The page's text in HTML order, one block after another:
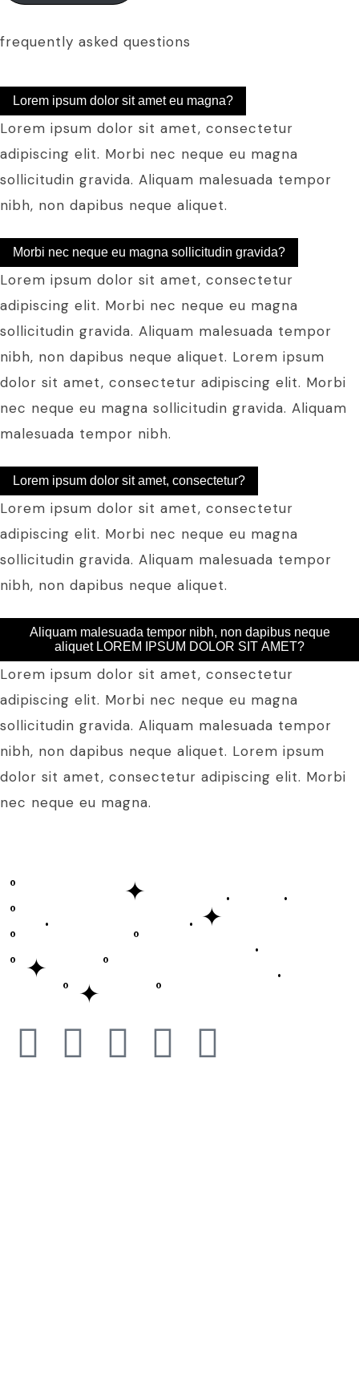
frequently asked questions
Lorem ipsum dolor sit amet eu magna?
Lorem ipsum dolor sit amet, consectetur
adipiscing elit. Morbi nec neque eu magna
sollicitudin gravida. Aliquam malesuada tempor
nibh, non dapibus neque aliquet.
Morbi nec neque eu magna sollicitudin gravida?
Lorem ipsum dolor sit amet, consectetur
adipiscing elit. Morbi nec neque eu magna
sollicitudin gravida. Aliquam malesuada tempor
nibh, non dapibus neque aliquet. Lorem ipsum
dolor sit amet, consectetur adipiscing elit. Morbi
nec neque eu magna sollicitudin gravida. Aliquam
malesuada tempor nibh.
Lorem ipsum dolor sit amet, consectetur?
Lorem ipsum dolor sit amet, consectetur
adipiscing elit. Morbi nec neque eu magna
sollicitudin gravida. Aliquam malesuada tempor
nibh, non dapibus neque aliquet.
Aliquam malesuada tempor nibh, non dapibus neque
aliquet LOREM IPSUM DOLOR SIT AMET?
Lorem ipsum dolor sit amet, consectetur
adipiscing elit. Morbi nec neque eu magna
sollicitudin gravida. Aliquam malesuada tempor
nibh, non dapibus neque aliquet. Lorem ipsum
dolor sit amet, consectetur adipiscing elit. Morbi
nec neque eu magna.
˚ ✦ . .
˚ . . ✦
˚ ˚ .
˚ ✦ ˚ .
˚ ✦ ˚